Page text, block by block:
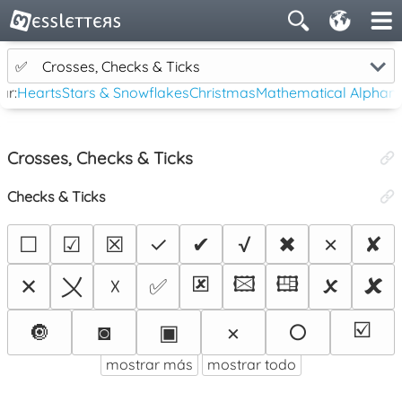
✅
Crosses, Checks & Ticks
HeartsStars & SnowflakesChristmasMathematical
Crosses, Checks & Ticks
Checks & Ticks
☐ ☑ ☒ ✓ ✔ √ ✖ ✗
✘
✕
〤 ☓ ✅ 🗷 🖾 🖽 🗴
🗶
🔘
◙ ▣ × ○ ☑️
mostrar más mostrar todo